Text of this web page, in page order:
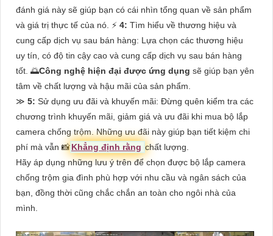
đánh giá này sẽ giúp bạn có cái nhìn tổng quan về sản phẩm
và giá trị thực tế của nó. ⚡ 4: Tìm hiểu về thương hiệu và
cung cấp dịch vụ sau bán hàng: Lựa chọn các thương hiệu
uy tín, có độ tin cậy cao và cung cấp dịch vụ sau bán hàng
tốt. 🌅Công nghệ hiện đại được ứng dụng sẽ giúp bạn yên
tâm về chất lượng và hậu mãi của sản phẩm.
≫ 5: Sử dụng ưu đãi và khuyến mãi: Đừng quên kiểm tra các
chương trình khuyến mãi, giảm giá và ưu đãi khi mua bộ lắp
camera chống trộm. Những ưu đãi này giúp bạn tiết kiệm chi
phí mà vẫn 📸Khẳng định rằng chất lượng.
Hãy áp dụng những lưu ý trên để chọn được bộ lắp camera
chống trộm gia đình phù hợp với nhu cầu và ngân sách của
bạn, đồng thời cũng chắc chắn an toàn cho ngôi nhà của
mình.